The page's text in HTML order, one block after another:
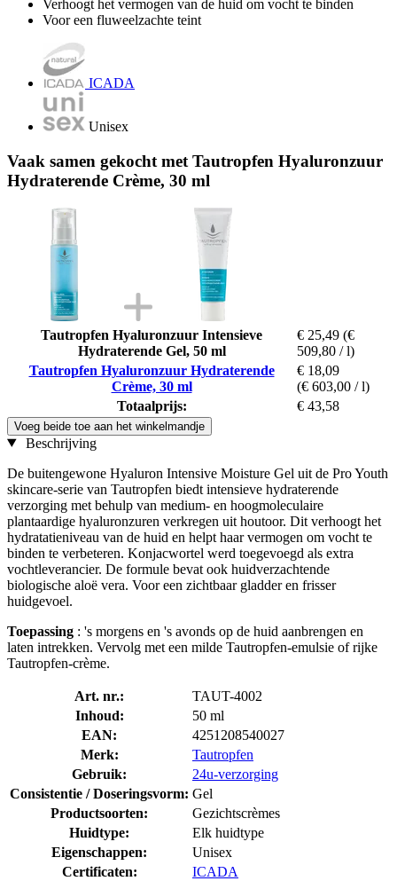
Verhoogt het vermogen van de huid om vocht te binden
Voor een fluweelzachte teint
ICADA
Unisex
Vaak samen gekocht met Tautropfen Hyaluronzuur
Hydraterende Crème, 30 ml
Tautropfen Hyaluronzuur Intensieve
Hydraterende Gel, 50 ml
€ 25,49 (€
509,80 / l)
Tautropfen Hyaluronzuur Hydraterende
Crème, 30 ml
€ 18,09
(€ 603,00 / l)
Totaalprijs:
€ 43,58
Voeg beide toe aan het winkelmandje
Beschrijving
De buitengewone Hyaluron Intensive Moisture Gel uit de Pro Youth
skincare-serie van Tautropfen biedt intensieve hydraterende
verzorging met behulp van medium- en hoogmoleculaire
plantaardige hyaluronzuren verkregen uit houtoor. Dit verhoogt het
hydratatieniveau van de huid en helpt haar vermogen om vocht te
binden te verbeteren. Konjacwortel werd toegevoegd als extra
vochtleverancier. De formule bevat ook huidverzachtende
biologische aloë vera. Voor een zichtbaar gladder en frisser
huidgevoel.
Toepassing : 's morgens en 's avonds op de huid aanbrengen en
laten intrekken. Vervolg met een milde Tautropfen-emulsie of rijke
Tautropfen-crème.
Art. nr.:
TAUT-4002
Inhoud:
50 ml
EAN:
4251208540027
Merk:
Tautropfen
Gebruik:
24u-verzorging
Consistentie / Doseringsvorm: Gel
Productsoorten:
Gezichtscrèmes
Huidtype:
Elk huidtype
Eigenschappen:
Unisex
Certificaten:
ICADA